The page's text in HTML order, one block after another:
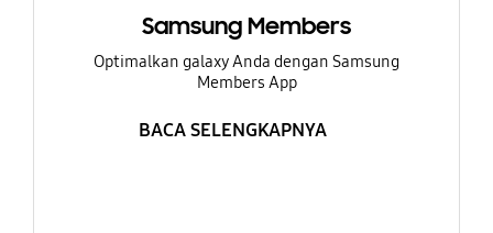
Samsung Members
Optimalkan galaxy Anda dengan Samsung
Members App
BACA SELENGKAPNYA